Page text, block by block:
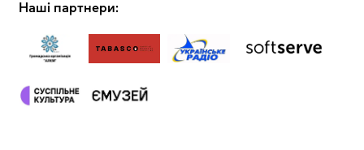
Наші партнери: